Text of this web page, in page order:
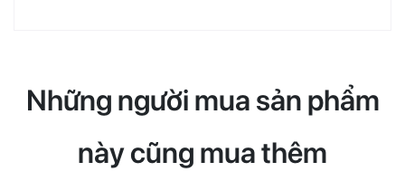
Những người mua sản phẩm
này cũng mua thêm